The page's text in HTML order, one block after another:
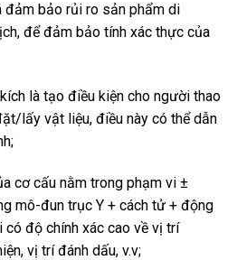
đảm bảo rủi ro sản phẩm di
để đảm bảo tính xác thực của
là tạo điều kiện cho người thao
lấy vật liệu, điều này có thể dẫn
cơ cấu nằm trong phạm vi ±
mô-đun trục Y + cách tử + động
độ chính xác cao về vị trí
vị trí đánh dấu, v.v;